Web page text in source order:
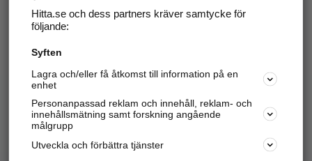
Hitta.se - Gratis nummerupplysning.
Sök företag, personer och platser.
Hitta telefonnummer, adresser, företagsinfo mm.
Marknadsför företaget
Hitta.se och dess partners kräver samtycke för
följande:
Syften
Lagra och/eller få åtkomst till information på en
enhet
Personanpassad reklam och innehåll, reklam- och
innehållsmätning samt forskning angående
målgrupp
Utveckla och förbättra tjänster